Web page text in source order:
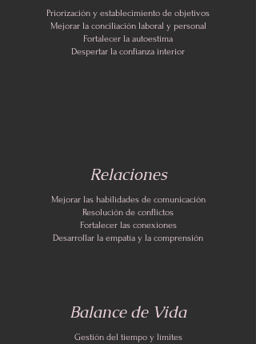
Priorización y establecimiento de objetivos
Mejorar la conciliación laboral y personal
Fortalecer la autoestima
Despertar la confianza interior
Relaciones
Mejorar las habilidades de comunicación
Resolución de conflictos
Fortalecer las conexiones
Desarrollar la empatía y la comprensión
Balance de Vida
Gestión del tiempo y límites